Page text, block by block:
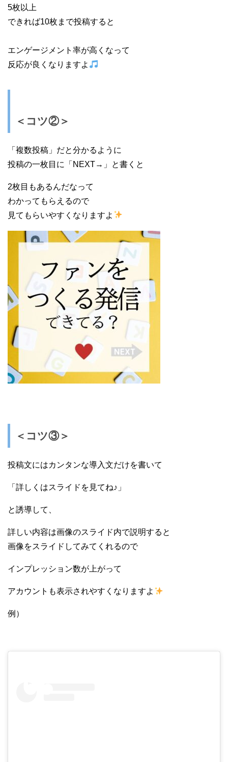
5枚以上
できれば10枚まで投稿すると
エンゲージメント率が高くなって
反応が良くなりますよ
＜コツ②＞
「複数投稿」だと分かるように
投稿の一枚目に「NEXT→」と書くと
2枚目もあるんだなって
わかってもらえるので
見てもらいやすくなりますよ
＜コツ③＞
投稿文にはカンタンな導入文だけを書いて
「詳しくはスライドを見てね♪」
と誘導して、
詳しい内容は画像のスライド内で説明すると
画像をスライドしてみてくれるので
インプレッション数が上がって
アカウントも表示されやすくなりますよ
例）